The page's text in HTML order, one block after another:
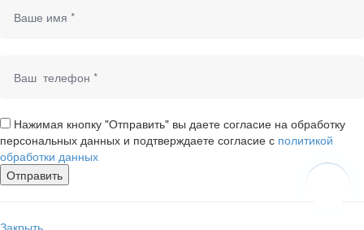
Нажимая кнопку "Отправить" вы даете согласие на обработку
персональных данных и подтверждаете согласие с политикой
обработки данных
Закрыть